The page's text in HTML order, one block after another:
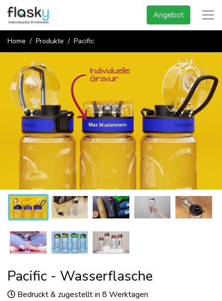
Angebot
Home Produkte Pacific
Pacific - Wasserflasche
Bedruckt & zugestellt in 8 Werktagen